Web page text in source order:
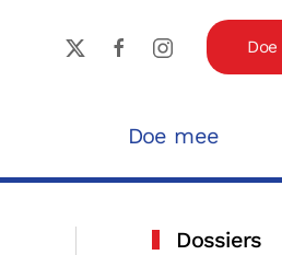
Doe mee
Dossiers